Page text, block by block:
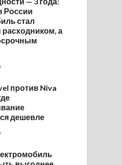
России
стал
расходником, а
против Niva
дешевле